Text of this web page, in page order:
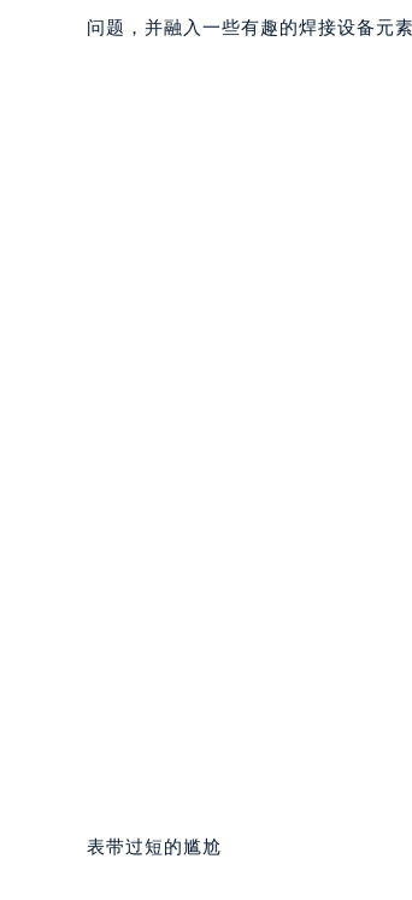
问题，并融入一些有趣的焊接设备元
表带过短的尴尬